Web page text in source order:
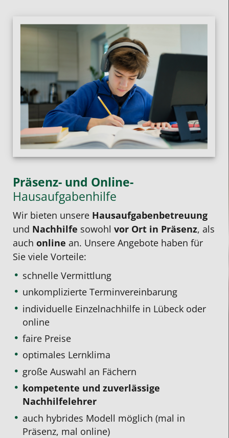
Präsenz- und Online-
Hausaufgabenhilfe
Wir bieten unsere Hausaufgabenbetreuung
und Nachhilfe sowohl vor Ort in Präsenz, als
auch online an. Unsere Angebote haben für
Sie viele Vorteile:
schnelle Vermittlung
unkomplizierte Terminvereinbarung
individuelle Einzelnachhilfe in Lübeck oder
online
faire Preise
optimales Lernklima
große Auswahl an Fächern
kompetente und zuverlässige
Nachhilfelehrer
auch hybrides Modell möglich (mal in
Präsenz, mal online)